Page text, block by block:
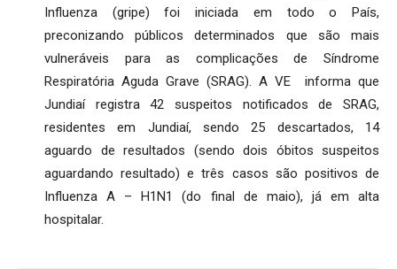
Influenza (gripe) foi iniciada em todo o País,
preconizando públicos determinados que são mais
vulneráveis para as complicações de Síndrome
Respiratória Aguda Grave (SRAG). A VE informa que
Jundiaí registra 42 suspeitos notificados de SRAG,
residentes em Jundiaí, sendo 25 descartados, 14
aguardo de resultados (sendo dois óbitos suspeitos
aguardando resultado) e três casos são positivos de
Influenza A – H1N1 (do final de maio), já em alta
hospitalar.